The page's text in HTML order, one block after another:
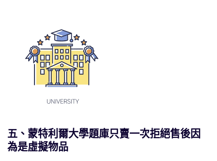
五、蒙特利爾大學題庫只賣一次拒絕售後因
為是虛擬物品